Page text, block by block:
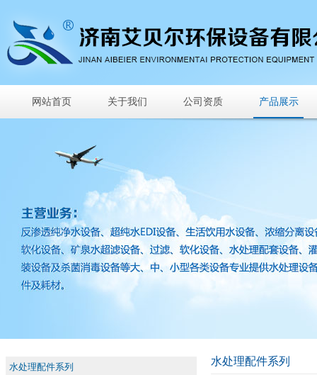
网站首页 关于我们 公司资质 产品展示
水处理配件系列
水处理配件系列